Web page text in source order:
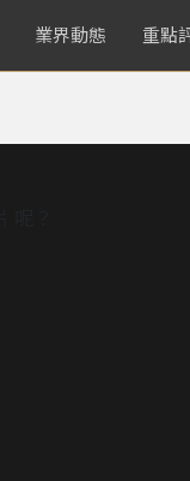
業界動態 重點